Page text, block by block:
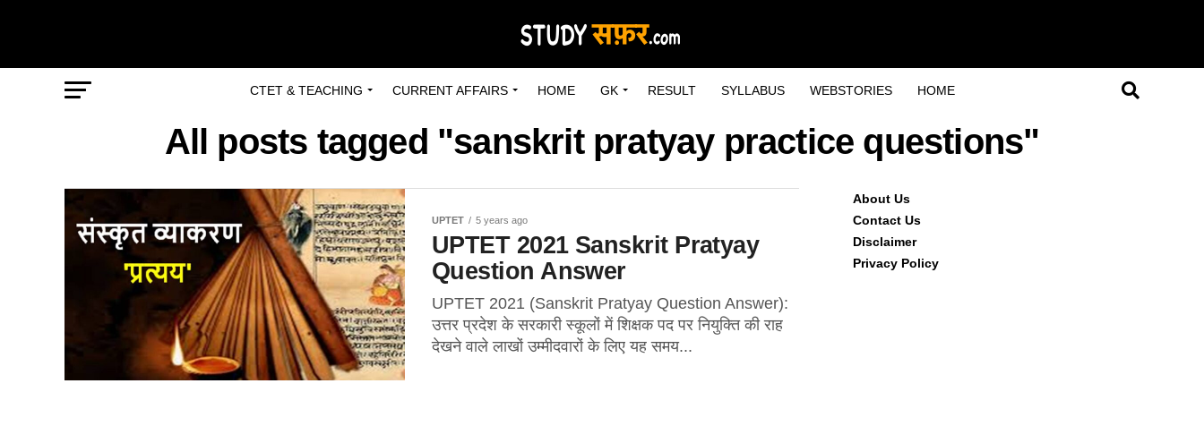
CTET & TEACHING CURRENT AFFAIRS HOME GK RESULT SYLLABUS WEBSTORIES HOME
All posts tagged "sanskrit pratyay practice questions"
UPTET 5 years ago
UPTET 2021 Sanskrit Pratyay
Question Answer
UPTET 2021 (Sanskrit Pratyay Question Answer):
उत्तर प्रदेश के सरकारी स्कूलों में शिक्षक पद पर नियुक्ति की राह
देखने वाले लाखों उम्मीदवारों के लिए यह समय...
About Us
Contact Us
Disclaimer
Privacy Policy